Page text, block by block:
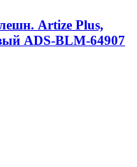
Artize Plus,
ADS-BLM-64907